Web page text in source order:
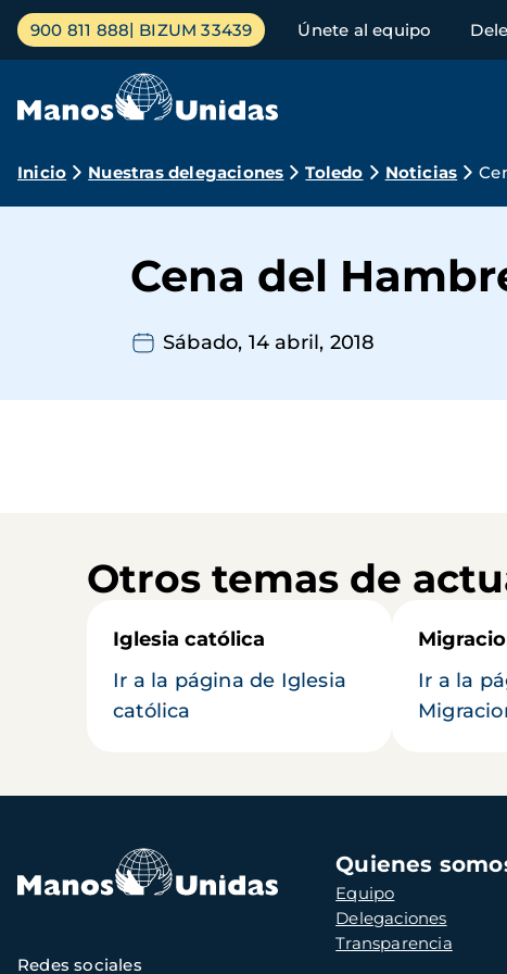
Pasar
contenido
Menú
principal
900 811 888 BIZUM 33439 Únete al equipo
Ruta
navegación
Inicio Nuestras delegaciones Toledo Noticias
Cena del
Sábado, 14 abril, 2018
Otros temas de
Iglesia católica
Ir a la página de Iglesia
católica
Ir a la
Navegación
principal
Quienes
Equipo
Delegaciones
Transparencia
Redes sociales